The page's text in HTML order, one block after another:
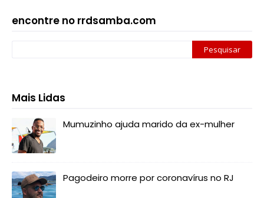
encontre no rrdsamba.com
Mais Lidas
Mumuzinho ajuda marido da ex-mulher
Pagodeiro morre por coronavírus no RJ